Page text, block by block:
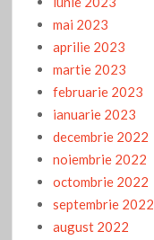
mai 2023
aprilie 2023
martie 2023
februarie 2023
ianuarie 2023
decembrie 2022
noiembrie 2022
octombrie 2022
septembrie 2022
august 2022